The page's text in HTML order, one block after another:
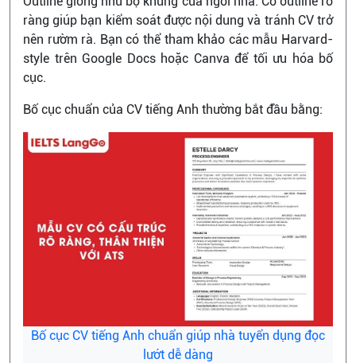
ràng giúp bạn kiểm soát được nội dung và tránh CV trở
nên rườm rà. Bạn có thể tham khảo các mẫu Harvard-
style trên Google Docs hoặc Canva để tối ưu hóa bố
cục.
Bố cục chuẩn của CV tiếng Anh thường bắt đầu bằng:
Bố cục CV tiếng Anh chuẩn giúp nhà tuyển dụng đọc
lướt dễ dàng